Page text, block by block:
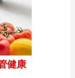
健康